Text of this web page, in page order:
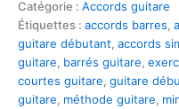
qui
bloquent
à
la
guitare
Catégorie : Accords guitare
Étiquettes : accords barres,
guitare débutant, accords
guitare, barrés guitare,
courtes guitare, guitare
guitare, méthode guitare,